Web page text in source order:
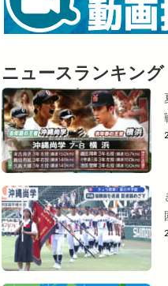
ニュースランキング